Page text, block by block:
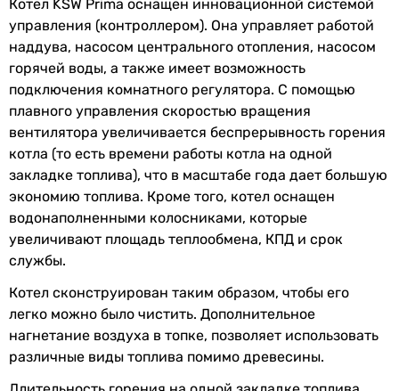
Котел KSW Prima оснащен инновационной системой
управления (контроллером). Она управляет работой
наддува, насосом центрального отопления, насосом
горячей воды, а также имеет возможность
подключения комнатного регулятора. С помощью
плавного управления скоростью вращения
вентилятора увеличивается беспрерывность горения
котла (то есть времени работы котла на одной
закладке топлива), что в масштабе года дает большую
экономию топлива. Кроме того, котел оснащен
водонаполненными колосниками, которые
увеличивают площадь теплообмена, КПД и срок
службы.
Котел сконструирован таким образом, чтобы его
легко можно было чистить. Дополнительное
нагнетание воздуха в топке, позволяет использовать
различные виды топлива помимо древесины.